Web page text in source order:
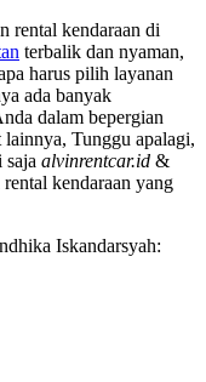
rental kendaraan di
terbalik dan nyaman,
harus pilih layanan
ada banyak
dalam bepergian
lainnya, Tunggu apalagi,
alvinrentcar.id &
kendaraan yang
Iskandarsyah: